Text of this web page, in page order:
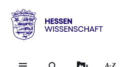
Hessen
Wissenschaft